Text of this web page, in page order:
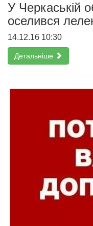
У Черкаській
оселився
14.12.16 10:30
Детальніше